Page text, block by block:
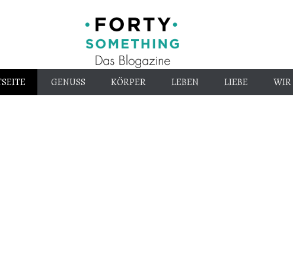
40-
GENUSS KÖRPER LEBEN LIEBE WIR